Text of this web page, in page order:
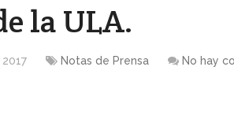
la ULA.
Notas de Prensa No hay